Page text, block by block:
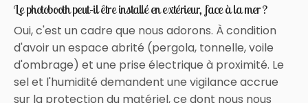
Le photobooth peut-il être installé en extérieur, face à la mer ?
Oui, c'est un cadre que nous adorons. À condition
d'avoir un espace abrité (pergola, tonnelle, voile
d'ombrage) et une prise électrique à proximité. Le
sel et l'humidité demandent une vigilance accrue
sur la protection du matériel, ce dont nous nous